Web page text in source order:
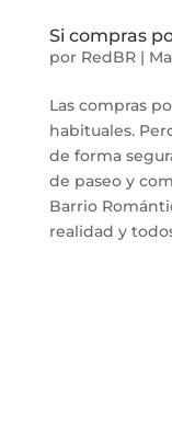
Si compras
por RedBR|
Las compras
habituales.
de forma
de paseo y
Barrio
realidad y